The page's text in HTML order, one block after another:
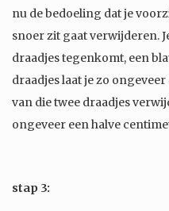
nu de bedoeling dat je
snoer zit gaat verwijderen.
draadjes tegenkomt, een
draadjes laat je zo
van die twee draadjes
ongeveer een halve
stap 3: